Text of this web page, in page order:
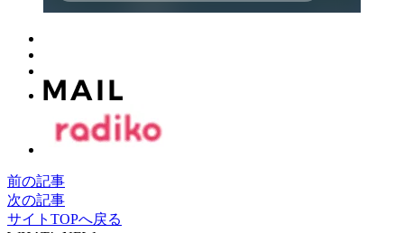
前の記事
次の記事
サイトTOPへ戻る